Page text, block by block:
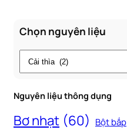
Chọn nguyên liệu
Thẻ
Nguyên liệu thông dụng
Bơ nhạt (60) Bột bắp